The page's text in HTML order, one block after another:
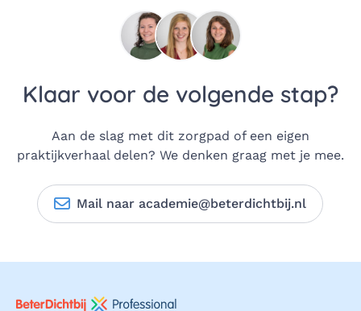
Klaar voor de volgende stap?
Aan de slag met dit zorgpad of een eigen
praktijkverhaal delen? We denken graag met je mee.
Mail naar academie@beterdichtbij.nl